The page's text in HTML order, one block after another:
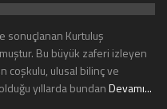
sonuçlanan Kurtuluş
Bu büyük zaferi izleyen
coşkulu, ulusal bilinç ve
yıllarda bundanDevamı...